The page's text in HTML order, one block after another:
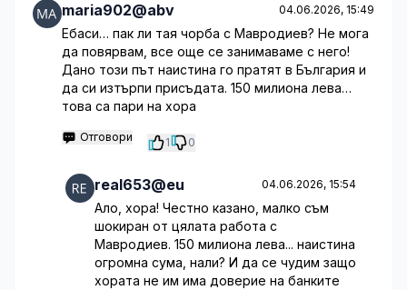
maria902@abv 04.06.2026, 15:49
Ебаси… пак ли тая чорба с Мавродиев? Не мога
да повярвам, все още се занимаваме с него!
Дано този път наистина го пратят в България и
да си изтърпи присъдата. 150 милиона лева…
това са пари на хора
Отговори 1 0
real653@eu 04.06.2026, 15:54
Ало, хора! Честно казано, малко съм
шокиран от цялата работа с
Мавродиев. 150 милиона лева... наистина
огромна сума, нали? И да се чудим защо
хората не им има доверие на банките